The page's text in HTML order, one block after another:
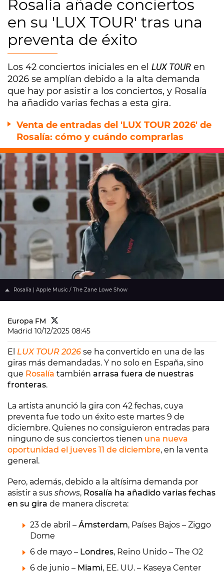
Rosalía añade conciertos
en su 'LUX TOUR' tras una
preventa de éxito
Los 42 conciertos iniciales en el LUX TOUR en
2026 se amplían debido a la alta demanda
que hay por asistir a los conciertos, y Rosalía
ha añadido varias fechas a esta gira.
Venta de entradas del 'LUX TOUR 2026' de
Rosalía: cómo y cuándo comprarlas
Rosalía | Apple Music / The Zane Lowe Show
Europa FM
Madrid 10/12/2025 08:45
El LUX TOUR 2026 se ha convertido en una de las
giras más demandadas. Y no solo en España, sino
que Rosalía también arrasa fuera de nuestras
fronteras.
La artista anunció la gira con 42 fechas, cuya
preventa fue todo un éxito este martes 9 de
diciembre. Quienes no consiguieron entradas para
ninguno de sus conciertos tienen una nueva
oportunidad el jueves 11 de diciembre, en la venta
general.
Pero, además, debido a la altísima demanda por
asistir a sus shows, Rosalía ha añadido varias fechas
en su gira de manera discreta:
23 de abril – Ámsterdam, Países Bajos – Ziggo
Dome
6 de mayo – Londres, Reino Unido – The O2
6 de junio – Miami, EE. UU. – Kaseya Center